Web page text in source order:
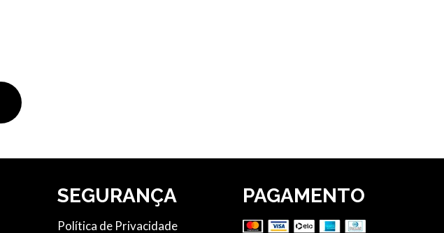
SEGURANÇA
Política de Privacidade
PAGAMENTO